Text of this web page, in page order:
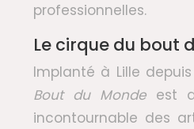
professionnelles.
Le cirque du bout
Implanté à Lille depuis
Bout du Monde est
incontournable des